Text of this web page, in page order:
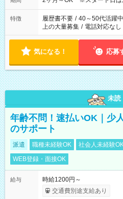
特徴 履歴書不要 / 40～50代活躍中
上の大量募集 / 電話対応なし
気になる！ 応募
未読
年齢不問！速払いOK｜少
のサポート
派遣 職種未経験OK 社会人未経験
WEB登録・面接OK
給与
時給1200円～
交通費別途支給あり